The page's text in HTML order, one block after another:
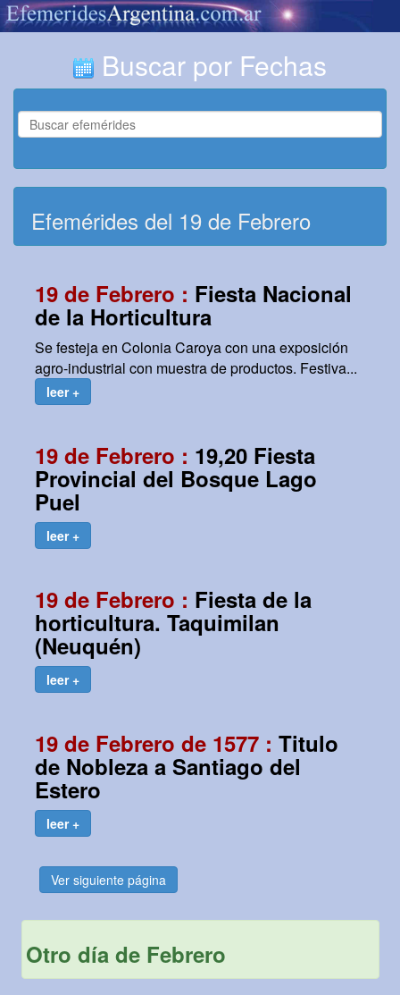
Buscar por Fechas
Efemérides del 19 de Febrero
19 de Febrero : Fiesta Nacional
de la Horticultura
Se festeja en Colonia Caroya con una exposición
agro-industrial con muestra de productos. Festiva...
leer +
19 de Febrero : 19,20 Fiesta
Provincial del Bosque Lago
Puel
leer +
19 de Febrero : Fiesta de la
horticultura. Taquimilan
(Neuquén)
leer +
19 de Febrero de 1577 : Titulo
de Nobleza a Santiago del
Estero
leer +
Ver siguiente página
Otro día de Febrero